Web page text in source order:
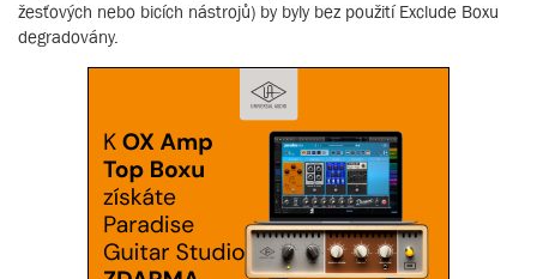
žesťových nebo bicích nástrojů) by byly bez použití Exclude Boxu
degradovány.